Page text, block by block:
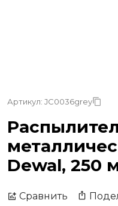
Артикул: JC0036grey
Dewal, 250
Сравнить